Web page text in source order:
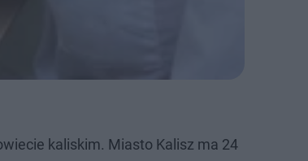
kaliskim. Miasto Kalisz ma 24